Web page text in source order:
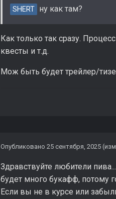
SHERT ну как там?
Как только так сразу.
квесты и т.д.
Мож быть будет трейлер/
Опубликовано 25 сентября, 2025
Здравствуйте любители
будет много букафф, потому
Если вы не в курсе или